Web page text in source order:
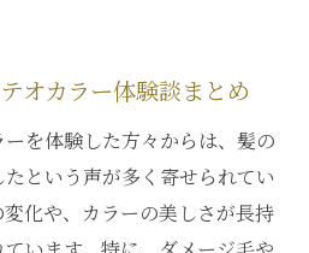
オカラー体験談まとめ
を体験した方々からは、髪の
という声が多く寄せられてい
化や、カラーの美しさが長持